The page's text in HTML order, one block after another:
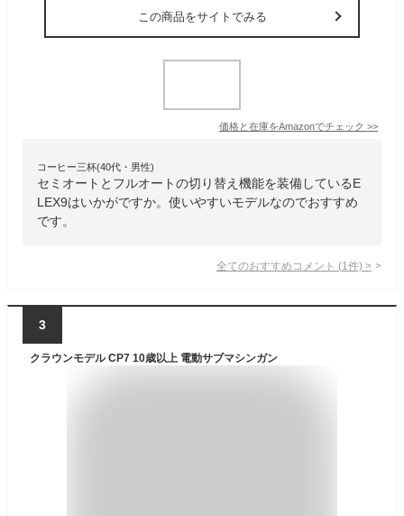
この商品をサイトでみる
価格と在庫をAmazonでチェック >>
コーヒー三杯(40代・男性)
セミオートとフルオートの切り替え機能を装備しているE
LEX9はいかがですか。使いやすいモデルなのでおすすめ
です。
全てのおすすめコメント (1 件) >
3
クラウンモデル CP7 10歳以上 電動サブマシンガン